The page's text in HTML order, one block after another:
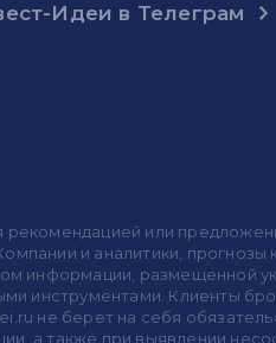
Идеи в Телеграм
рекомендацией или
и аналитики, прогнозы
информации, размещенной
инструментами. Клиенты
не берет на себя
а также при выявлении